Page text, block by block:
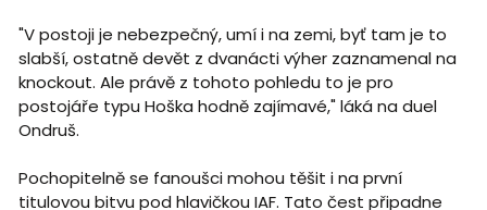
"V postoji je nebezpečný, umí i na zemi, byť tam je to
slabší, ostatně devět z dvanácti výher zaznamenal na
knockout. Ale právě z tohoto pohledu to je pro
postojáře typu Hoška hodně zajímavé," láká na duel
Ondruš.
Pochopitelně se fanoušci mohou těšit i na první
titulovou bitvu pod hlavičkou IAF. Tato čest připadne